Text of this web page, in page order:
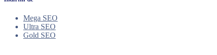
Mega SEO
Ultra SEO
Gold SEO